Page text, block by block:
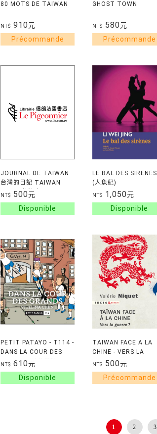
80 MOTS DE TAIWAN
NT$ 910元
GHOST TOWN
NT$ 580元
JOURNAL DE TAIWAN
台灣的日記 TAIWAN
DIARY 英法文
NT$ 500元
LE BAL DES SIRENES
(人魚紀)
NT$ 1,050元
PETIT PATAYO - T114 -
DANS LA COUR DES
GRANDS (菁英學院)
NT$ 610元
TAIWAN FACE A LA
CHINE - VERS LA
GUERRE ?
NT$ 500元
1 2 3